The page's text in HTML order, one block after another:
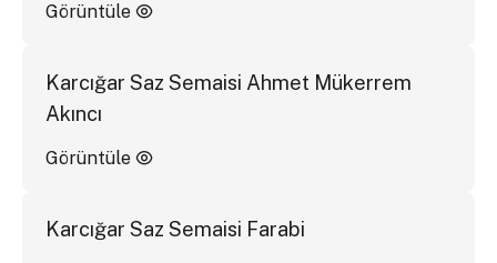
Görüntüle
Karcığar Saz Semaisi Ahmet Mükerrem
Akıncı
Görüntüle
Karcığar Saz Semaisi Farabi